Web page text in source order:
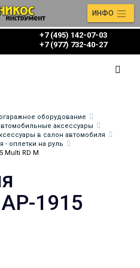
+7 (495) 142-07-03
‎‎+7 (977) 732-40-27
ИНФО
оборудование
аксессуары
в салон автомобиля
- оплетки на руль
Multi RD M
1915